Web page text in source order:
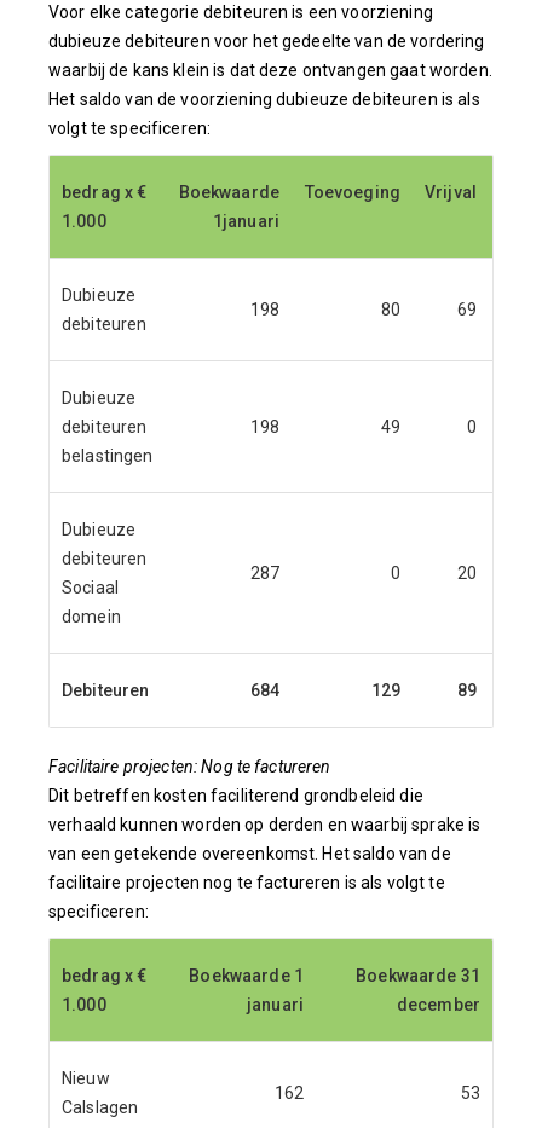
Voor elke categorie debiteuren is een voorziening
dubieuze debiteuren voor het gedeelte van de vordering
waarbij de kans klein is dat deze ontvangen gaat worden.
Het saldo van de voorziening dubieuze debiteuren is als
volgt te specificeren:
bedrag x €
1.000
Boekwaarde
1januari
Toevoeging Vrijval
bedrag x €
1.000
Boekwaarde
1januari
Toevoeging Vrijval
Dubieuze
debiteuren
198 80 69
Dubieuze
debiteuren
belastingen
198 49 0
Dubieuze
debiteuren
Sociaal
domein
287 0 20
Debiteuren 684 129 89
Facilitaire projecten: Nog te factureren
Dit betreffen kosten faciliterend grondbeleid die
verhaald kunnen worden op derden en waarbij sprake is
van een getekende overeenkomst. Het saldo van de
facilitaire projecten nog te factureren is als volgt te
specificeren:
bedrag x €
1.000
Boekwaarde 1
januari
Boekwaarde 31
december
bedrag x €
1.000
Boekwaarde 1
januari
Boekwaarde 31
december
Nieuw
Calslagen
162 53